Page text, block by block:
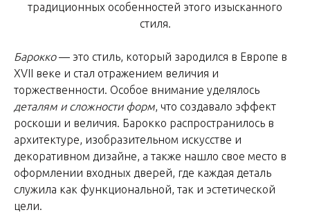
традиционных особенностей этого изысканного
стиля.
Барокко— это стиль, который зародился в Европе в
XVII веке и стал отражением величия и
торжественности. Особое внимание уделялось
деталям и сложности форм, что создавало эффект
роскоши и величия. Барокко распространилось в
архитектуре, изобразительном искусстве и
декоративном дизайне, а также нашло свое место в
оформлении входных дверей, где каждая деталь
служила как функциональной, так и эстетической
цели.